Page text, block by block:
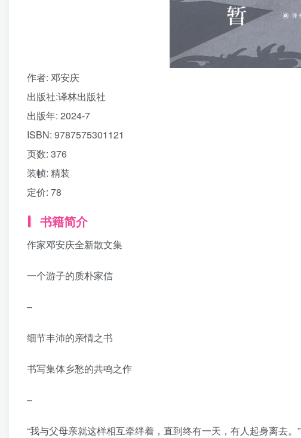
作者: 邓安庆
出版社:译林出版社
出版年: 2024-7
ISBN: 9787575301121
页数: 376
装帧: 精装
定价: 78
书籍简介
作家邓安庆全新散文集
一个游子的质朴家信
–
细节丰沛的亲情之书
书写集体乡愁的共鸣之作
–
“我与父母亲就这样相互牵绊着，直到终有一天，有人起身离去。”